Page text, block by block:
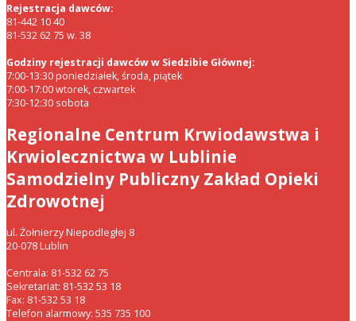
Rejestracja dawców:
81-442 10 40
81-532 62 75 w. 38
Godziny rejestracji dawców w Siedzibie Głównej:
7:00-13:30 poniedziałek, środa, piątek
7:00-17:00 wtorek, czwartek
7:30-12:30 sobota
Regionalne Centrum Krwiodawstwa i
Krwiolecznictwa w Lublinie
Samodzielny Publiczny Zakład Opieki
Zdrowotnej
ul. Żołnierzy Niepodległej 8
20-078 Lublin
Centrala: 81-532 62 75
Sekretariat: 81-532 53 18
Fax: 81-532 53 18
Telefon alarmowy: 535 735 100